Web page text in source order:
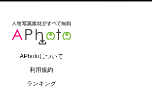
APhotoについて
利用規約
ランキング